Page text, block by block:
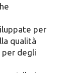
per
qualità
per degli